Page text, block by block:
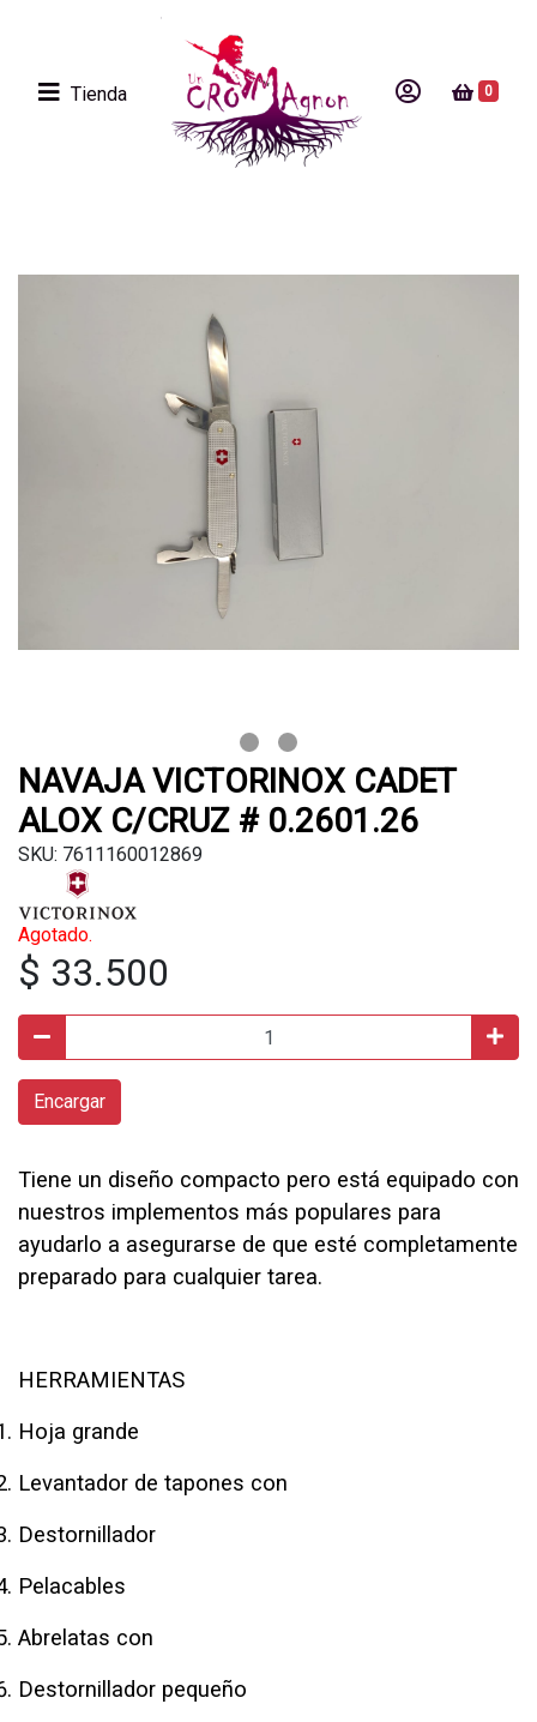
Tienda 0
NAVAJA VICTORINOX CADET
ALOX C/CRUZ # 0.2601.26
SKU: 7611160012869
Agotado.
$ 33.500
Encargar
Tiene un diseño compacto pero está equipado con
nuestros implementos más populares para
ayudarlo a asegurarse de que esté completamente
preparado para cualquier tarea.
HERRAMIENTAS
Hoja grande
Levantador de tapones con
Destornillador
Pelacables
Abrelatas con
Destornillador pequeño